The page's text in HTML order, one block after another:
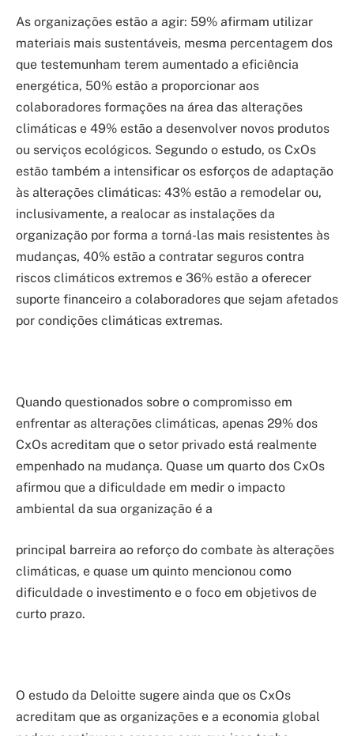
As organizações estão a agir: 59% afirmam utilizar
materiais mais sustentáveis, mesma percentagem dos
que testemunham terem aumentado a eficiência
energética, 50% estão a proporcionar aos
colaboradores formações na área das alterações
climáticas e 49% estão a desenvolver novos produtos
ou serviços ecológicos. Segundo o estudo, os CxOs
estão também a intensificar os esforços de adaptação
às alterações climáticas: 43% estão a remodelar ou,
inclusivamente, a realocar as instalações da
organização por forma a torná-las mais resistentes às
mudanças, 40% estão a contratar seguros contra
riscos climáticos extremos e 36% estão a oferecer
suporte financeiro a colaboradores que sejam afetados
por condições climáticas extremas.
Quando questionados sobre o compromisso em
enfrentar as alterações climáticas, apenas 29% dos
CxOs acreditam que o setor privado está realmente
empenhado na mudança. Quase um quarto dos CxOs
afirmou que a dificuldade em medir o impacto
ambiental da sua organização é a
principal barreira ao reforço do combate às alterações
climáticas, e quase um quinto mencionou como
dificuldade o investimento e o foco em objetivos de
curto prazo.
O estudo da Deloitte sugere ainda que os CxOs
acreditam que as organizações e a economia global